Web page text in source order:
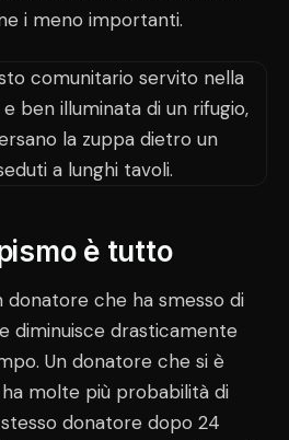
i meno importanti.
è tutto
donatore che ha smesso di
diminuisce drasticamente
Un donatore che si è
molte più probabilità di
donatore dopo 24